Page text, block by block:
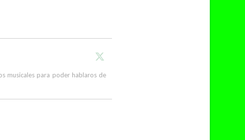
musicales para poder hablaros de